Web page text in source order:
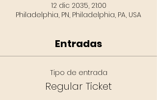
12 dic 2035, 21:00
Philadelphia, PN, Philadelphia, PA, USA
Entradas
Tipo de entrada
Regular Ticket